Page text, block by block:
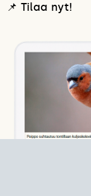
📌 Tilaa nyt!